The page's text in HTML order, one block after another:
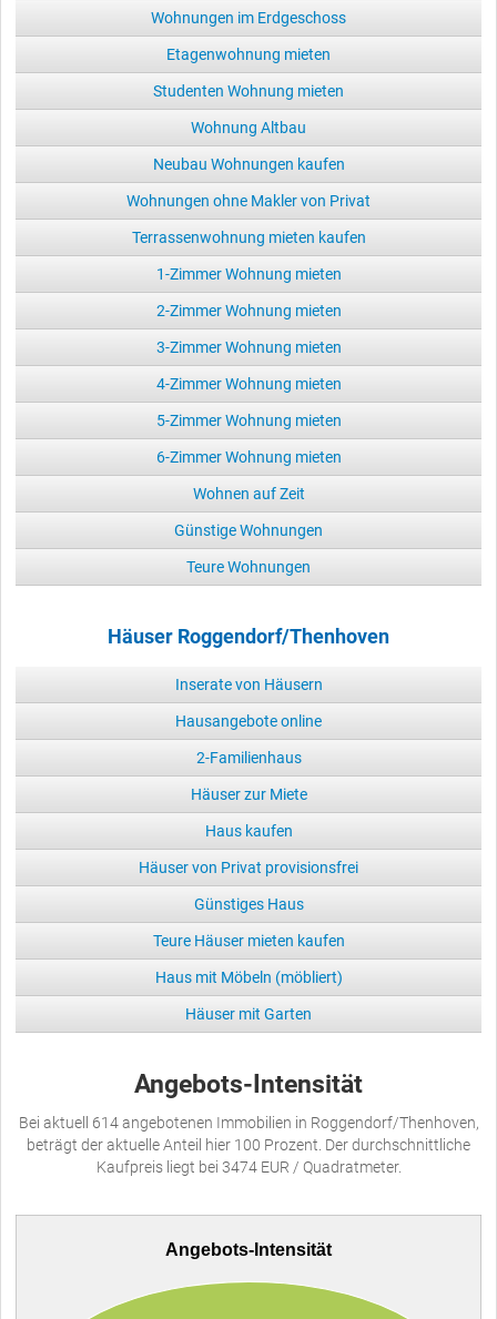
Wohnungen im Erdgeschoss
Etagenwohnung mieten
Studenten Wohnung mieten
Wohnung Altbau
Neubau Wohnungen kaufen
Wohnungen ohne Makler von Privat
Terrassenwohnung mieten kaufen
1-Zimmer Wohnung mieten
2-Zimmer Wohnung mieten
3-Zimmer Wohnung mieten
4-Zimmer Wohnung mieten
5-Zimmer Wohnung mieten
6-Zimmer Wohnung mieten
Wohnen auf Zeit
Günstige Wohnungen
Teure Wohnungen
Häuser Roggendorf/Thenhoven
Inserate von Häusern
Hausangebote online
2-Familienhaus
Häuser zur Miete
Haus kaufen
Häuser von Privat provisionsfrei
Günstiges Haus
Teure Häuser mieten kaufen
Haus mit Möbeln (möbliert)
Häuser mit Garten
Angebots-Intensität
Bei aktuell 614 angebotenen Immobilien in Roggendorf/Thenhoven,
beträgt der aktuelle Anteil hier 100 Prozent. Der durchschnittliche
Kaufpreis liegt bei 3474 EUR / Quadratmeter.
Angebots-Intensität